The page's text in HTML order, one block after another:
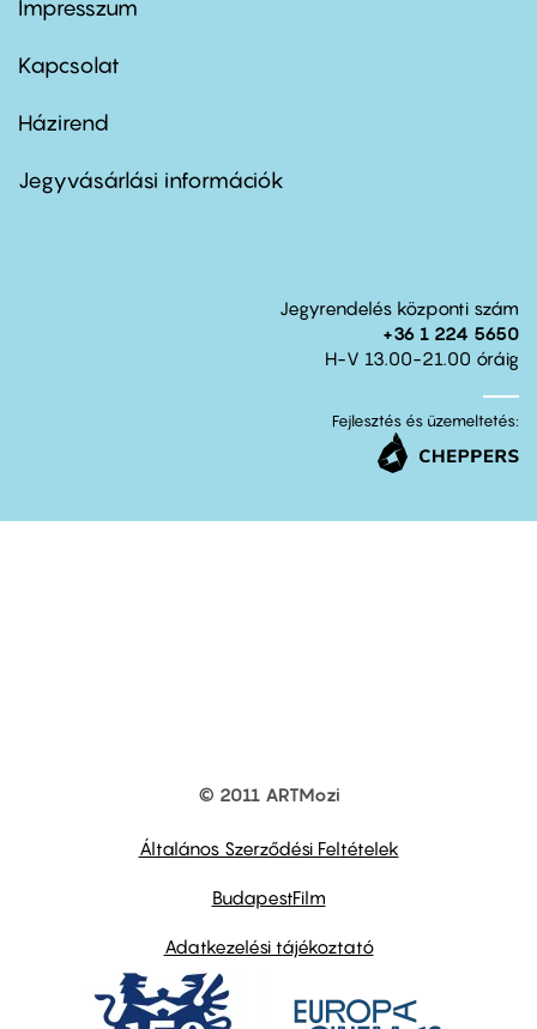
Footer
first
Impresszum
Kapcsolat
Footer
second
Házirend
Jegyvásárlási információk
Jegyrendelés központi szám
+36 1 224 5650
H-V 13.00-21.00 óráig
Fejlesztés és üzemeltetés:
© 2011 ARTMozi
Általános Szerződési Feltételek
BudapestFilm
Adatkezelési tájékoztató